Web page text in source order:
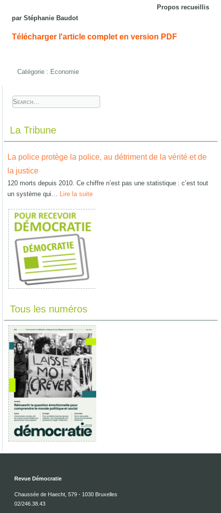
Propos recueillis
par Stéphanie Baudot
Télécharger l'article complet en version PDF
Catégorie : Economie
La Tribune
La police protège la police, au détriment de la vérité et de
la justice
120 morts depuis 2010. Ce chiffre n’est pas une statistique : c’est tout
un système qui… Lire la suite
Tous les numéros
Revue Démocratie
Chaussée de Haecht, 579 - 1030 Bruxelles
02/246.38.43